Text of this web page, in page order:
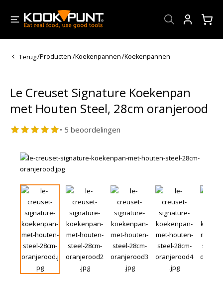
Terug/Producten /Koekenpannen/Koekenpannen
Le Creuset Signature Koekenpan
met Houten Steel, 28cm oranjerood
• 5 beoordelingen